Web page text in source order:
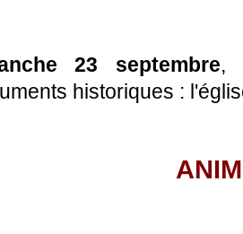
23 septembre,
historiques :